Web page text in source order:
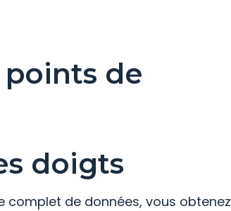
points de
doigts
complet de données, vous obtenez